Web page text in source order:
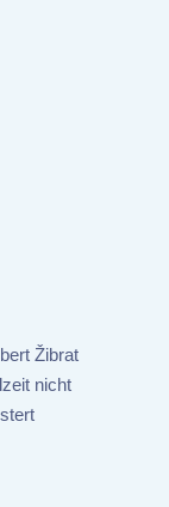
Žibrat
nicht